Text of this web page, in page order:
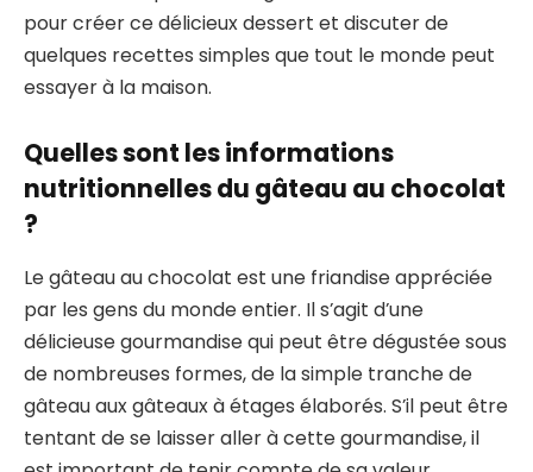
pour créer ce délicieux dessert et discuter de
quelques recettes simples que tout le monde peut
essayer à la maison.
Quelles sont les informations
nutritionnelles du gâteau au chocolat
?
Le gâteau au chocolat est une friandise appréciée
par les gens du monde entier. Il s’agit d’une
délicieuse gourmandise qui peut être dégustée sous
de nombreuses formes, de la simple tranche de
gâteau aux gâteaux à étages élaborés. S’il peut être
tentant de se laisser aller à cette gourmandise, il